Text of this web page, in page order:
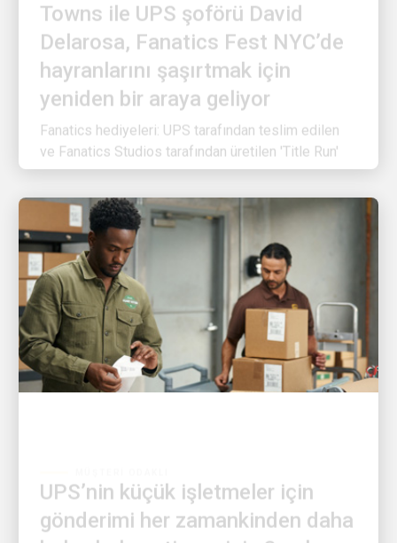
Delarosa, Fanatics Fest NYC’de
hayranlarını şaşırtmak için
yeniden bir araya geliyor
Fanatics hediyeleri: UPS tarafından teslim edilen
ve Fanatics Studios tarafından üretilen 'Title Run'
gönderimi her zamankinden daha
kolay hale getirmesinin 3 yolu